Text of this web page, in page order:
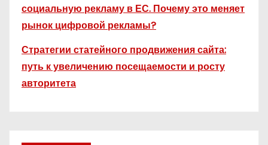
социальную рекламу в ЕС. Почему это меняет
рынок цифровой рекламы?
Стратегии статейного продвижения сайта:
путь к увеличению посещаемости и росту
авторитета